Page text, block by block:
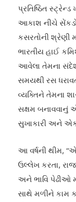
પ્રતિષ્ઠિત
આકાશ નીચે
કસરતોની શ્રેણી
ભારતીય હાઈ
આવેલા તેમના
સમયથી રસ
વ્યક્તિને તેમના
સક્ષમ બનાવવાનું
સુખાકારી અને
આ વર્ષની થીમ,
ઉલ્લેખ કરતા,
અને ભાવિ પેઢીઓ
સાથે મળીને કામ